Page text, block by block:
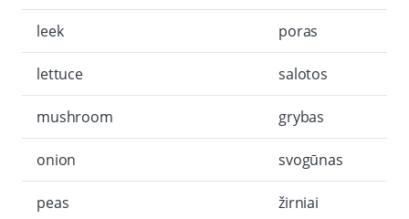
leek poras
lettuce salotos
mushroom grybas
onion svogūnas
peas žirniai